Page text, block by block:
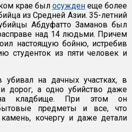
крае был осужден еще более
из Средней Азии. 35-летний
Абдуфатто Заманов был
над 14 людьми. Причем
настоящую бойню, истребив
студенток из пяти человек и
на дачных участках, в
дорог, а одно убийство даже
кладбище. При этом он
предметы и все, что
кочергу и даже детали